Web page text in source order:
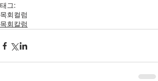
태그:
목회컬럼
목회칼럼